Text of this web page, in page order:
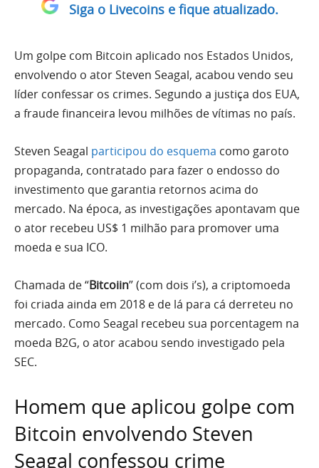
Siga o Livecoins e fique atualizado.
Um golpe com Bitcoin aplicado nos Estados Unidos,
envolvendo o ator Steven Seagal, acabou vendo seu
líder confessar os crimes. Segundo a justiça dos EUA,
a fraude financeira levou milhões de vítimas no país.
Steven Seagal participou do esquema como garoto
propaganda, contratado para fazer o endosso do
investimento que garantia retornos acima do
mercado. Na época, as investigações apontavam que
o ator recebeu US$ 1 milhão para promover uma
moeda e sua ICO.
Chamada de “Bitcoiin” (com dois i’s), a criptomoeda
foi criada ainda em 2018 e de lá para cá derreteu no
mercado. Como Seagal recebeu sua porcentagem na
moeda B2G, o ator acabou sendo investigado pela
SEC.
Homem que aplicou golpe com
Bitcoin envolvendo Steven
Seagal confessou crime